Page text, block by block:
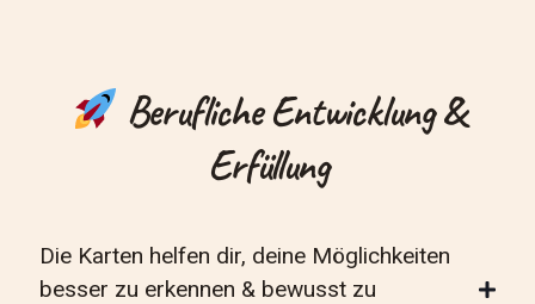
Berufliche Entwicklung &
Erfüllung
Die Karten helfen dir, deine Möglichkeiten
besser zu erkennen & bewusst zu